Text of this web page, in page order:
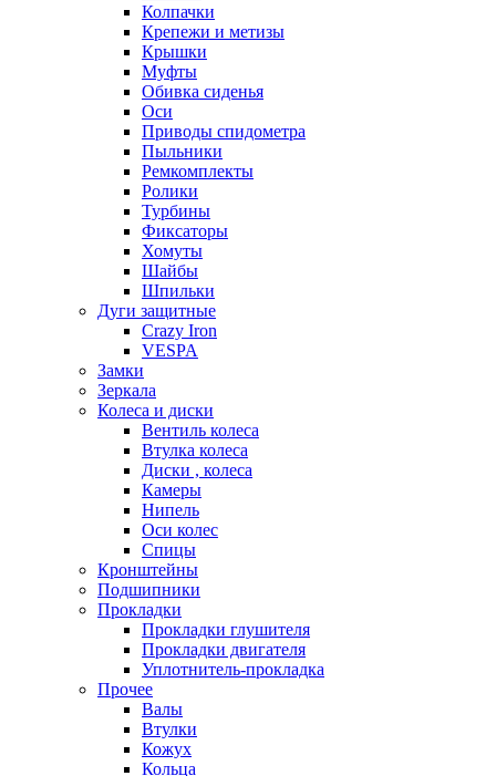
Колпачки
Крепежи и метизы
Крышки
Муфты
Обивка сиденья
Оси
Приводы спидометра
Пыльники
Ремкомплекты
Ролики
Турбины
Фиксаторы
Хомуты
Шайбы
Шпильки
Дуги защитные
Crazy Iron
VESPA
Замки
Зеркала
Колеса и диски
Вентиль колеса
Втулка колеса
Диски , колеса
Камеры
Нипель
Оси колес
Спицы
Кронштейны
Подшипники
Прокладки
Прокладки глушителя
Прокладки двигателя
Уплотнитель-прокладка
Прочее
Валы
Втулки
Кожух
Кольца